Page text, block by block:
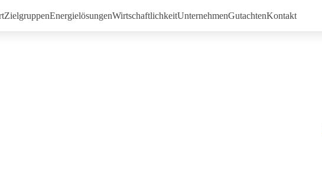
ZielgruppenEnergielösungenWirtschaftlichkeitUnternehmenGutachtenKontakt